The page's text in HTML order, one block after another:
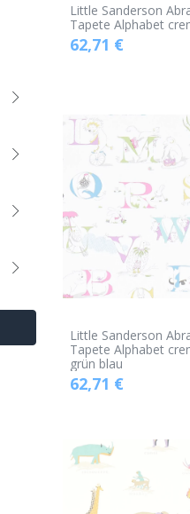
Little Sanderson
Tapete Alphabet
62,71 €
Little Sanderson
Tapete Alphabet
grün blau
62,71 €